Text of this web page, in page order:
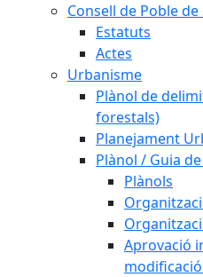
Consell de Poble de
Estatuts
Actes
Urbanisme
Plànol de
forestals)
Planejament
Plànol / Guia
Plànols
Aprovació